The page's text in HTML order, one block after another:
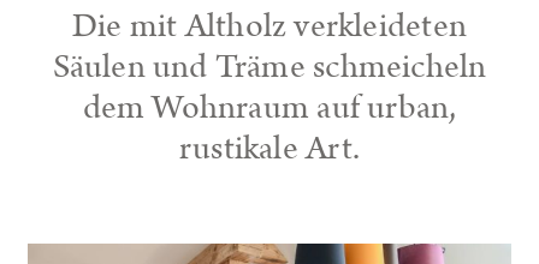
Die mit Altholz verkleideten
Säulen und Träme schmeicheln
dem Wohnraum auf urban,
rustikale Art.